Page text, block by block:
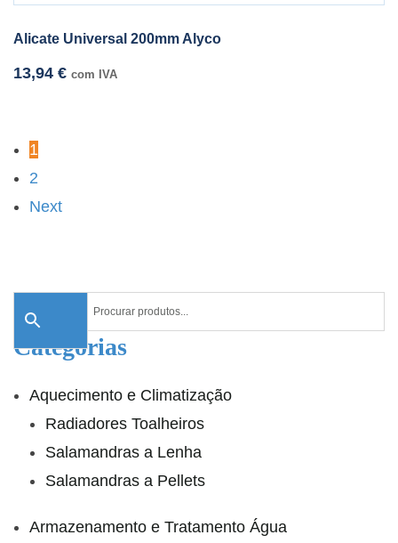
Alicate Universal 200mm Alyco
13,94 € com IVA
1
2
Next
Categorias
Aquecimento e Climatização
Radiadores Toalheiros
Salamandras a Lenha
Salamandras a Pellets
Armazenamento e Tratamento Água